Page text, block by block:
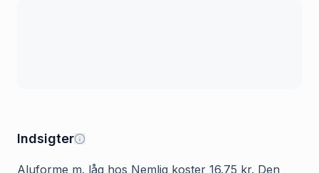
Indsigter
Aluforme m. låg hos Nemlig koster 16.75 kr. Den